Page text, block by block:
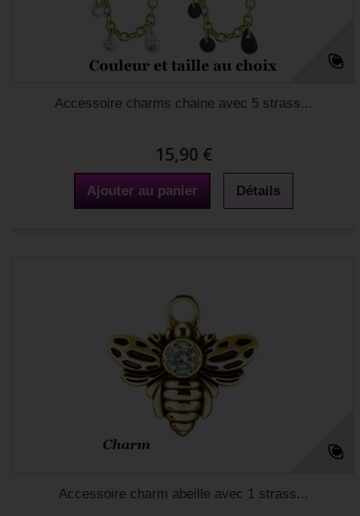
Accessoire charms chaine avec 5 strass...
15,90 €
Ajouter au panier Détails
Accessoire charm abeille avec 1 strass...